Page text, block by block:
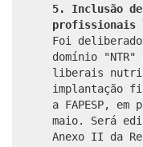
5. Inclusão de
Foi
domínio
liberais
implantação
a FAPESP,
maio. Será
Anexo II da